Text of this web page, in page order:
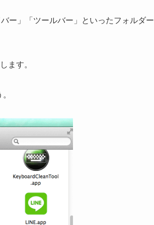
ー」「ツールバー」といったフォルダー
ます。